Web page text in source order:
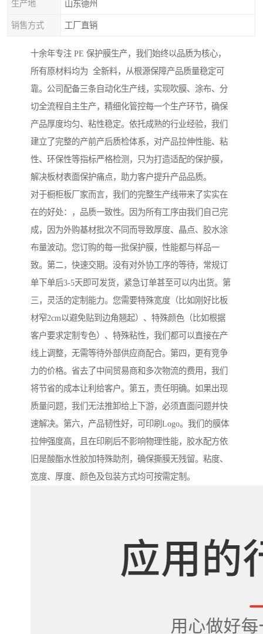
生产地 山东德州
销售方式 工厂直销
十余年专注 PE 保护膜生产，我们始终以品质为核心，
所有原材料均为 全新料，从根源保障产品质量稳定可
靠。公司配备三条自动化生产线，实现吹膜、涂布、分
切全流程自主生产，精细化管控每一个生产环节，确保
产品厚度均匀、粘性稳定。依托成熟的行业经验，我们
建立了完整的产前产后质检体系，对产品拉伸性能、粘
性、环保性等指标严格检测，只为打造适配的保护膜，
解决板材表面保护痛点，助力客户提升产品品质。
对于橱柜板厂家而言，我们的完整生产线带来了实实在
在的好处：，品质一致性。因为所有工序由我们自己完
成，因为外购基材批次不同而导致厚度、晶点、胶水涂
布量波动。您订购的每一批保护膜，性能都与样品一
致。第二，快速交期。没有对外协工序的等待，常规订
单下单后3-5天即可发货，紧急订单甚至可以内出货。第
三，灵活的定制能力。您需要特殊宽度（比如刚好比板
材窄2cm以避免贴到边角翘起）、特殊颜色（比如根据
客户要求定制专色）、特殊粘性，我们都可以直接在产
线上调整，无需等待外部供应商配合。第四，更有竞争
力的价格。省去了中间贸易商和多次物流的费用，我们
将节省的成本让利给客户。第五，责任明确。如果出现
质量问题，我们无法推卸给上下游，必须直面问题并快
速解决。第六，产品韧性好，可印刷Logo。我们的膜体
拉伸强度高，且在印刷后不影响物理性能，胶水配方依
旧是酸酯水性胶加特殊助剂，确保撕膜无残留。粘度、
宽度、厚度、颜色及包装方式均可按需定制。